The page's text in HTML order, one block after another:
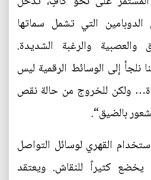
التي تشمل سماتها
والعصبية والرغبة الشديدة.
نلجأ إلى الوسائط الرقمية ليس
ولكن للخروج من حالة نقص
بالضيق“.
القهري لوسائل التواصل
كثيراً للنقاش. ويعتقد